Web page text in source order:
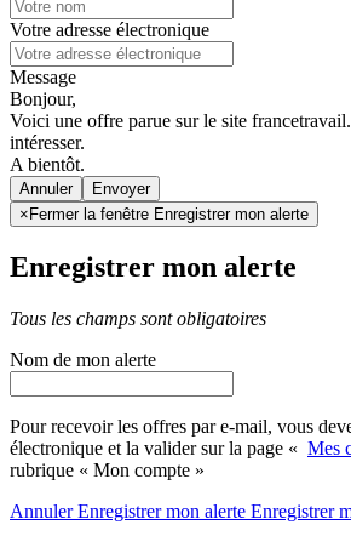
Votre adresse électronique
Message
Bonjour,
Voici une offre parue sur le site
intéresser.
A bientôt.
Annuler
× Fermer la fenêtre Enregistrer mon alerte
Enregistrer mon alerte
Tous les champs sont obligatoires
Nom de mon alerte
Pour recevoir les offres par e-mail, vous
électronique et la valider sur la page « Mes
rubrique « Mon compte »
AnnulerEnregistrer mon alerte Enregistrer